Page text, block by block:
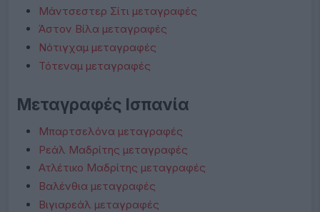
Μάντσεστερ Σίτι μεταγραφές
Άστον Βίλα μεταγραφές
Νότιγχαμ μεταγραφές
Τότεναμ μεταγραφές
Μεταγραφές Ισπανία
Μπαρτσελόνα μεταγραφές
Ρεάλ Μαδρίτης μεταγραφές
Ατλέτικο Μαδρίτης μεταγραφές
Βαλένθια μεταγραφές
Βιγιαρεάλ μεταγραφές